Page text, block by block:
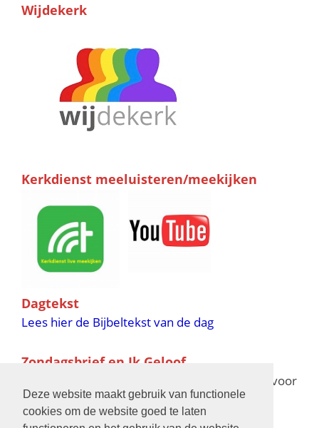
Deze website maakt gebruik van functionele
cookies om de website goed te laten
Wijdekerk
Kerkdienst meeluisteren/meekijken
Dagtekst
Lees hier de Bijbeltekst van de dag
Zondagsbrief en Ik Geloof
voor
de verschijningsdata in 2025 en 2026